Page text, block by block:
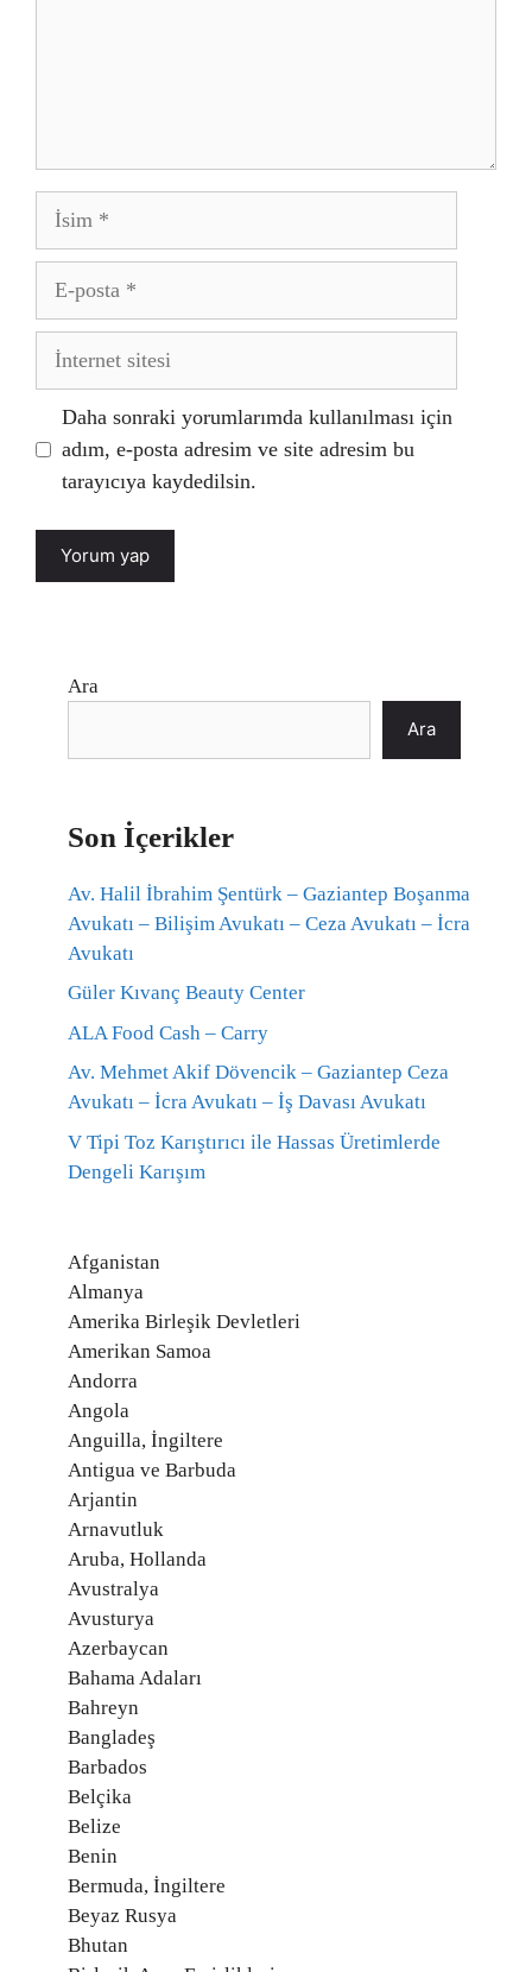
İsim
posta
İnternet
Daha sonraki yorumlarımda kullanılması için
adım, e-posta adresim ve site adresim bu
tarayıcıya kaydedilsin.
Ara
Ara
Son İçerikler
Av. Halil İbrahim Şentürk – Gaziantep Boşanma
Avukatı – Bilişim Avukatı – Ceza Avukatı – İcra
Avukatı
Güler Kıvanç Beauty Center
ALA Food Cash – Carry
Av. Mehmet Akif Dövencik – Gaziantep Ceza
Avukatı – İcra Avukatı – İş Davası Avukatı
V Tipi Toz Karıştırıcı ile Hassas Üretimlerde
Dengeli Karışım
Afganistan
Almanya
Amerika Birleşik Devletleri
Amerikan Samoa
Andorra
Angola
Anguilla, İngiltere
Antigua ve Barbuda
Arjantin
Arnavutluk
Aruba, Hollanda
Avustralya
Avusturya
Azerbaycan
Bahama Adaları
Bahreyn
Bangladeş
Barbados
Belçika
Belize
Benin
Bermuda, İngiltere
Beyaz Rusya
Bhutan